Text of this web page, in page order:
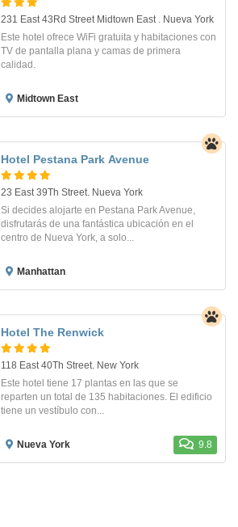
231 East 43Rd Street Midtown East . Nueva York
Este hotel ofrece WiFi gratuita y habitaciones con
TV de pantalla plana y camas de primera
calidad.
Midtown East
Hotel Pestana Park Avenue
23 East 39Th Street. Nueva York
Si decides alojarte en Pestana Park Avenue,
disfrutarás de una fantástica ubicación en el
centro de Nueva York, a solo...
Manhattan
Hotel The Renwick
118 East 40Th Street. New York
Este hotel tiene 17 plantas en las que se
reparten un total de 135 habitaciones. El edificio
tiene un vestíbulo con...
Nueva York 9.8